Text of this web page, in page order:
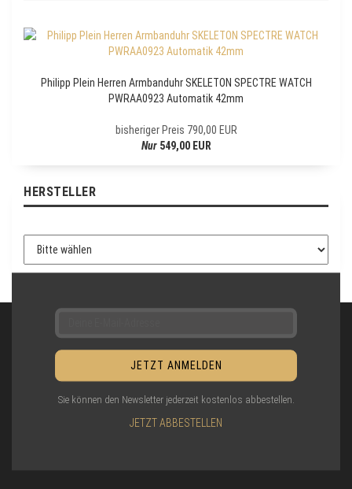
W
S
M
U
Philipp Plein Herren Armbanduhr SKELETON SPECTRE WATCH
PWRAA0923 Automatik 42mm
bisheriger Preis 790,00 EUR
Nur549,00 EUR
HERSTELLER
Sie können den Newsletter jederzeit kostenlos abbestellen.
JETZT ABBESTELLEN